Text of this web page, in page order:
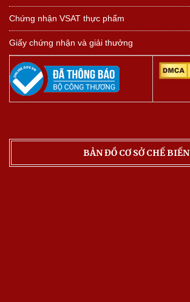
Chứng nhận VSAT thực phẩm
Giấy chứng nhận và giải thưởng
BẢN ĐỒ CƠ SỞ CHẾ BIẾN